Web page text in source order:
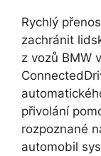
Rychlý
zachránit
z vozů BMW
přivolání
rozpoznané
automobil